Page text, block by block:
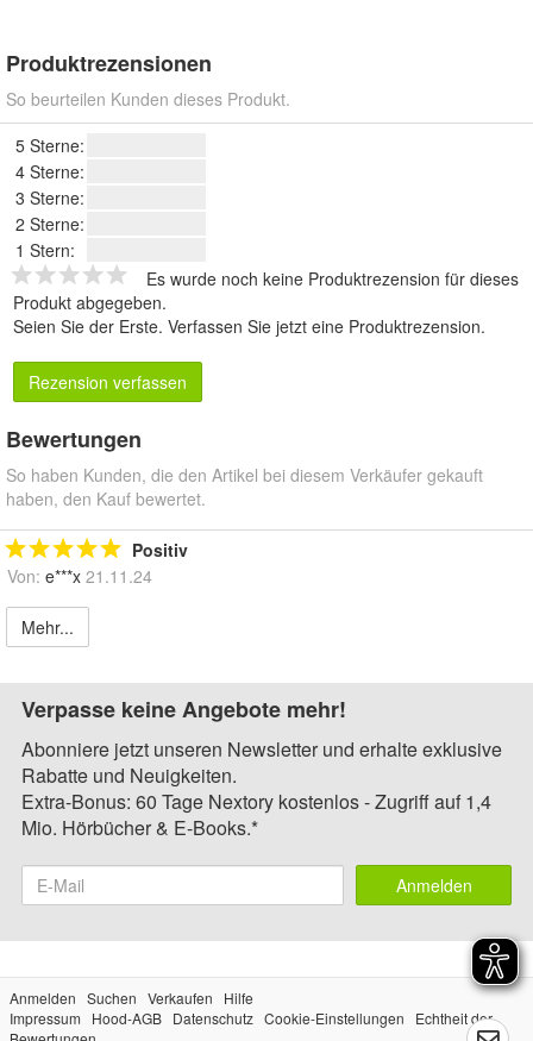
Produktrezensionen
So beurteilen Kunden dieses Produkt.
5 Sterne:
4 Sterne:
3 Sterne:
2 Sterne:
1 Stern:
Es wurde noch keine Produktrezension für dieses
Produkt abgegeben.
Seien Sie der Erste. Verfassen Sie jetzt eine Produktrezension.
Rezension verfassen
Bewertungen
So haben Kunden, die den Artikel bei diesem Verkäufer gekauft
haben, den Kauf bewertet.
Positiv
Von: e***x 21.11.24
Mehr...
Verpasse keine Angebote mehr!
Abonniere jetzt unseren Newsletter und erhalte exklusive
Rabatte und Neuigkeiten.
Extra-Bonus: 60 Tage Nextory kostenlos - Zugriff auf 1,4
Mio. Hörbücher & E-Books.*
Anmelden
Anmelden Suchen Verkaufen
Hilfe
Impressum
Hood-AGB Datenschutz Cookie-Einstellungen
Echtheit der